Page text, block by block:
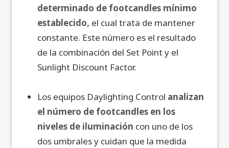
determinado de footcandles mínimo
establecido, el cual trata de mantener
constante. Este número es el resultado
de la combinación del Set Point y el
Sunlight Discount Factor.
Los equipos Daylighting Control analizan
el número de footcandles en los
niveles de iluminación con uno de los
dos umbrales y cuidan que la medida